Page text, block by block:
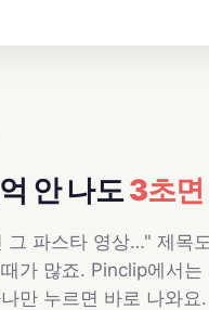
안 나도3초
그 파스타 영상…" 제목
가 많죠. Pinclip에서는
만 누르면 바로 나와요